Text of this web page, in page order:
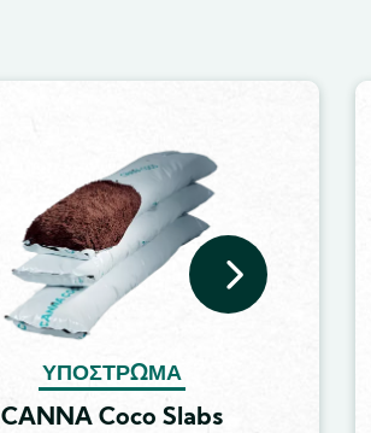
ΥΠΌΣΤΡΩΜΑ
CANNA Coco Slabs